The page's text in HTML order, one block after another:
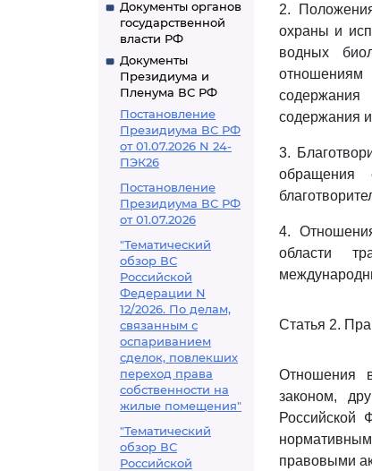
Документы органов
государственной
власти РФ
Документы
Президиума и
Пленума ВС РФ
Постановление
Президиума ВС РФ
от 01.07.2026 N 24-
ПЭК26
Постановление
Президиума ВС РФ
от 01.07.2026
"Тематический
обзор ВС
Российской
Федерации N
12/2026. По делам,
связанным с
оспариванием
сделок, повлекших
переход права
собственности на
жилые помещения"
"Тематический
обзор ВС
Российской
2.
охраны и
водных
отношениям
содержания
содержания
3.
обращения
4.
области
Статья 2.
Отношения
законом,
Российской
правовыми